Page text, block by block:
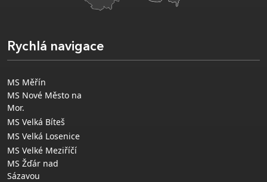
Rychlá navigace
MS Měřín
MS Nové Město na
Mor.
MS Velká Bíteš
MS Velká Losenice
MS Velké Meziříčí
MS Žďár nad
Sázavou